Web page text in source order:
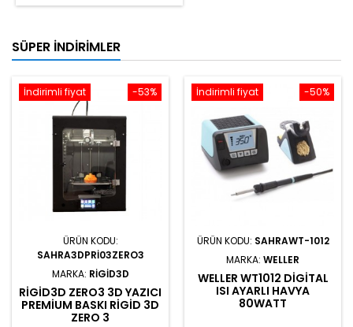
SÜPER İNDIRIMLER
-53%
İndirimli fiyat
ÜRÜN KODU:
SAHRA3DPRI03ZERO3
MARKA: RIGID3D
RIGID3D ZERO3 3D YAZICI
PREMIUM BASKI RIGID 3D
ZERO 3
-50%
İndirimli fiyat
ÜRÜN KODU: SAHRAWT-1012
MARKA: WELLER
WELLER WT1012 DIGITAL
ISI AYARLI HAVYA
80WATT